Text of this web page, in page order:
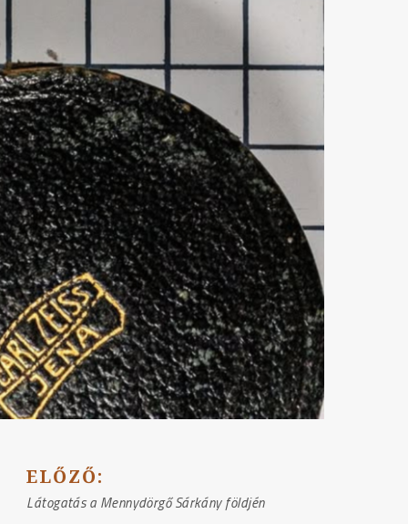
BEJEGYZÉS
NAVIGÁCIÓ
ELŐZŐ:
Látogatás a Mennydörgő Sárkány földjén